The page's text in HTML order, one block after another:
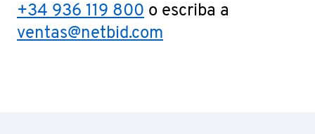
+34 936 119 800 o escriba a
ventas@netbid.com